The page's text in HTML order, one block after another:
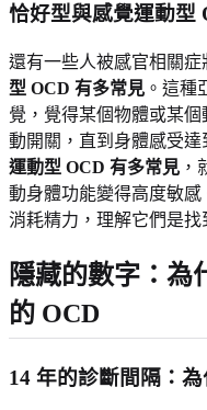
恰好型與感覺運動型
還有一些人被感官相關
型 OCD 有多常見 。這種
覺，覺得某個物體或某
動開關，直到身體感受
運動型 OCD 有多常見 ，
動身體功能變得高度敏
消耗精力，理解它們是找
隱藏的數字：為
的 OCD
14 年的診斷間隔：